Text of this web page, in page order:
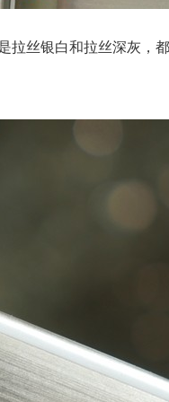
拉丝银白和拉丝深灰，